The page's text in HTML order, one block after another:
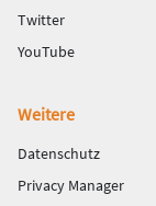
Twitter
YouTube
Weitere
Datenschutz
Privacy Manager